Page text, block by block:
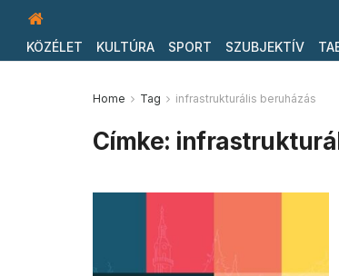
KÖZÉLET KULTÚRA SPORT SZUBJEKTÍV
Home Tag infrastrukturális beruházás
Címke: